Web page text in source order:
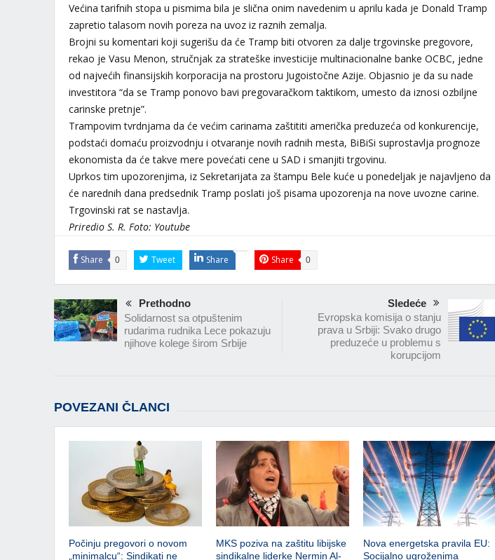
Većina tarifnih stopa u pismima bila je slična onim navedenim u aprilu kada je Donald Tramp
zapretio talasom novih poreza na uvoz iz raznih zemalja.
Brojni su komentari koji sugerišu da će Tramp biti otvoren za dalje trgovinske pregovore,
rekao je Vasu Menon, stručnjak za strateške investicije multinacionalne banke OCBC, jedne
od najvećih finansijskih korporacija na prostoru Jugoistočne Azije. Objasnio je da su nade
investitora “da se Tramp ponovo bavi pregovaračkom taktikom, umesto da iznosi ozbiljne
carinske pretnje”.
Trampovim tvrdnjama da će većim carinama zaštititi američka preduzeća od konkurencije,
podstaći domaću proizvodnju i otvaranje novih radnih mesta, BiBiSi suprostavlja prognoze
ekonomista da će takve mere povećati cene u SAD i smanjiti trgovinu.
Uprkos tim upozorenjima, iz Sekretarijata za štampu Bele kuće u ponedeljak je najavljeno da
će narednih dana predsednik Tramp poslati još pisama upozorenja na nove uvozne carine.
Trgovinski rat se nastavlja.
Priredio S. R. Foto: Youtube
Share 0 Tweet Share Share 0
Prethodno
Solidarnost sa otpuštenim
rudarima rudnika Lece pokazuju
njihove kolege širom Srbije
Sledeće
Evropska komisija o stanju
prava u Srbiji: Svako drugo
preduzeće u problemu s
korupcijom
POVEZANI ČLANCI
Počinju pregovori o novom
„minimalcu“: Sindikati ne
MKS poziva na zaštitu libijske
sindikalne liderke Nermin Al-
Nova energetska pravila EU:
Socijalno ugroženima